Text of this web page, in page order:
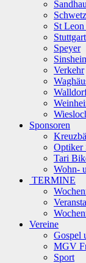
St
Stuttgart
Speyer
Verkehr
Sponsoren
Optiker
Tari
Wohn-
TERMINE
Vereine
Gospel
MGV
Sport